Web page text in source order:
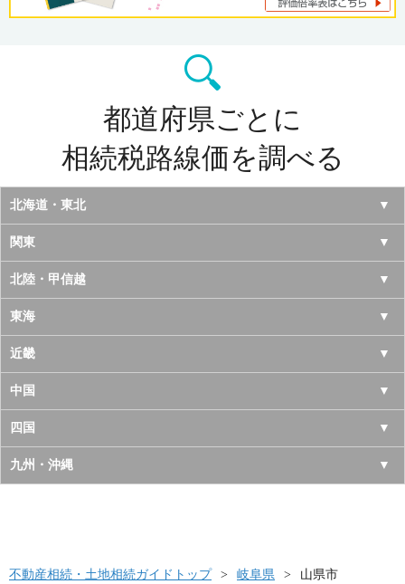
都道府県ごとに
相続税路線価を調べる
北海道・東北
北海道
青森県
岩手県
宮城県
秋田県
山形県
福島県
関東
東京都
神奈川県
千葉県
埼玉県
茨城県
栃木県
北陸・甲信越
山梨県
長野県
新潟県
富山県
石川県
東海
愛知県
岐阜県
三重県
静岡県
近畿
大阪府
京都府
兵庫県
和歌山県
中国
鳥取県
島根県
山口県
四国
徳島県
高知県
九州・沖縄
長崎県
不動産相続・土地相続ガイドトップ 岐阜県 山県市